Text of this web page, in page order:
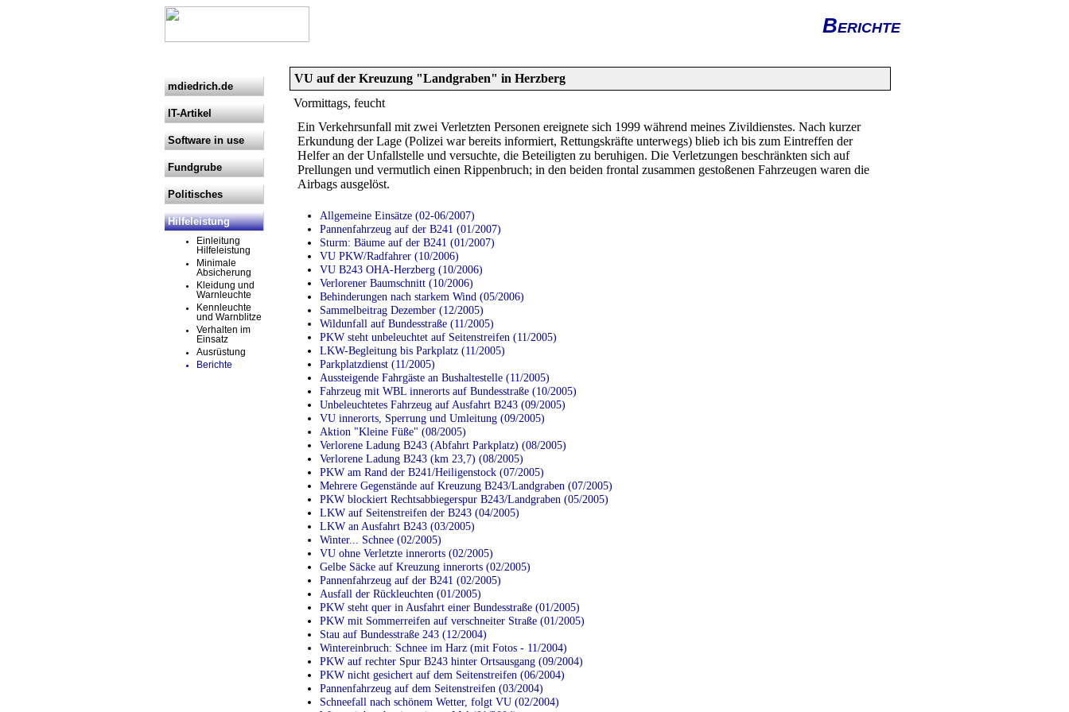
Berichte
mdiedrich.de
IT-Artikel
Software in use
Fundgrube
Politisches
Hilfeleistung
Einleitung
Hilfeleistung
Minimale
Absicherung
Kleidung und
Warnleuchte
Kennleuchte
und Warnblitze
Verhalten im
Einsatz
Ausrüstung
Berichte
VU auf der Kreuzung "Landgraben" in Herzberg
Vormittags, feucht
Ein Verkehrsunfall mit zwei Verletzten Personen ereignete sich 1999 während meines Zivildienstes. Nach kurzer
Erkundung der Lage (Polizei war bereits informiert, Rettungskräfte unterwegs) blieb ich bis zum Eintreffen der
Helfer an der Unfallstelle und versuchte, die Beteiligten zu beruhigen. Die Verletzungen beschränkten sich auf
Prellungen und vermutlich einen Rippenbruch; in den beiden frontal zusammen gestoßenen Fahrzeugen waren die
Airbags ausgelöst.
Allgemeine Einsätze (02-06/2007)
Pannenfahrzeug auf der B241 (01/2007)
Sturm: Bäume auf der B241 (01/2007)
VU PKW/Radfahrer (10/2006)
VU B243 OHA-Herzberg (10/2006)
Verlorener Baumschnitt (10/2006)
Behinderungen nach starkem Wind (05/2006)
Sammelbeitrag Dezember (12/2005)
Wildunfall auf Bundesstraße (11/2005)
PKW steht unbeleuchtet auf Seitenstreifen (11/2005)
LKW-Begleitung bis Parkplatz (11/2005)
Parkplatzdienst (11/2005)
Aussteigende Fahrgäste an Bushaltestelle (11/2005)
Fahrzeug mit WBL innerorts auf Bundesstraße (10/2005)
Unbeleuchtetes Fahrzeug auf Ausfahrt B243 (09/2005)
VU innerorts, Sperrung und Umleitung (09/2005)
Aktion "Kleine Füße" (08/2005)
Verlorene Ladung B243 (Abfahrt Parkplatz) (08/2005)
Verlorene Ladung B243 (km 23,7) (08/2005)
PKW am Rand der B241/Heiligenstock (07/2005)
Mehrere Gegenstände auf Kreuzung B243/Landgraben (07/2005)
PKW blockiert Rechtsabbiegerspur B243/Landgraben (05/2005)
LKW auf Seitenstreifen der B243 (04/2005)
LKW an Ausfahrt B243 (03/2005)
Winter... Schnee (02/2005)
VU ohne Verletzte innerorts (02/2005)
Gelbe Säcke auf Kreuzung innerorts (02/2005)
Pannenfahrzeug auf der B241 (02/2005)
Ausfall der Rückleuchten (01/2005)
PKW steht quer in Ausfahrt einer Bundesstraße (01/2005)
PKW mit Sommerreifen auf verschneiter Straße (01/2005)
Stau auf Bundesstraße 243 (12/2004)
Wintereinbruch: Schnee im Harz (mit Fotos - 11/2004)
PKW auf rechter Spur B243 hinter Ortsausgang (09/2004)
PKW nicht gesichert auf dem Seitenstreifen (06/2004)
Pannenfahrzeug auf dem Seitenstreifen (03/2004)
Schneefall nach schönem Wetter, folgt VU (02/2004)